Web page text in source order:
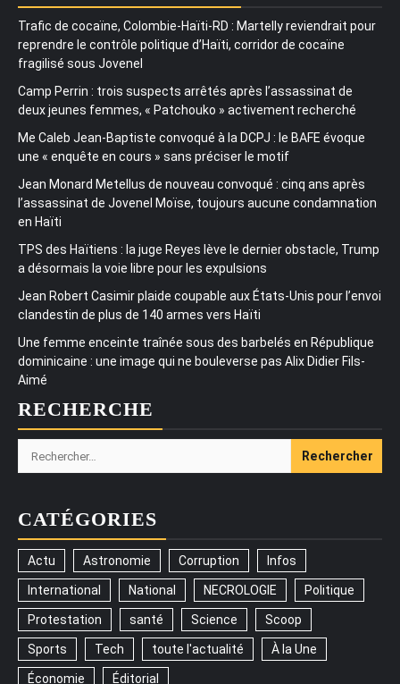
Trafic de cocaïne, Colombie-Haïti-RD : Martelly reviendrait pour
reprendre le contrôle politique d’Haïti, corridor de cocaïne
fragilisé sous Jovenel
Camp Perrin : trois suspects arrêtés après l’assassinat de
deux jeunes femmes, « Patchouko » activement recherché
Me Caleb Jean-Baptiste convoqué à la DCPJ : le BAFE évoque
une « enquête en cours » sans préciser le motif
Jean Monard Metellus de nouveau convoqué : cinq ans après
l’assassinat de Jovenel Moïse, toujours aucune condamnation
en Haïti
TPS des Haïtiens : la juge Reyes lève le dernier obstacle, Trump
a désormais la voie libre pour les expulsions
Jean Robert Casimir plaide coupable aux États-Unis pour l’envoi
clandestin de plus de 140 armes vers Haïti
Une femme enceinte traînée sous des barbelés en République
dominicaine : une image qui ne bouleverse pas Alix Didier Fils-
Aimé
RECHERCHE
Rechercher :
CATÉGORIES
Actu Astronomie Corruption Infos
International National NECROLOGIE Politique
Protestation santé Science Scoop
Sports Tech toute l'actualité À la Une
Économie Éditorial